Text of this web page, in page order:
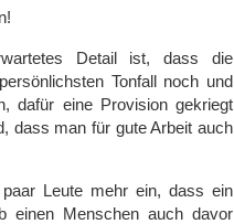
Detail ist, dass die
Tonfall noch und
dafür eine Provision gekriegt
dass man für gute Arbeit auch
Leute mehr ein, dass ein
einen Menschen auch davor